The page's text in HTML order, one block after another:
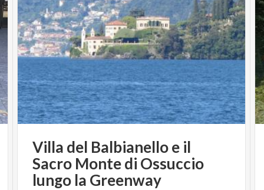
Villa del Balbianello e il
Sacro Monte di Ossuccio
lungo la Greenway